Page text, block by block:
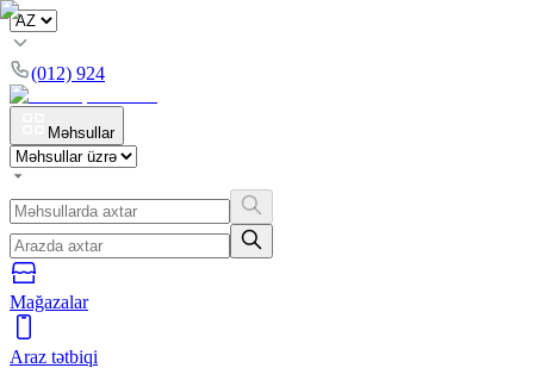
(012) 924
Məhsullar
Mağazalar
Araz tətbiqi